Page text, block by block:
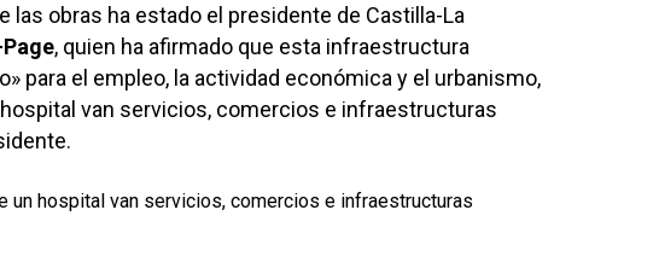
o
disminuir
volumen.
las obras ha estado el presidente de Castilla-La
, quien ha afirmado que esta infraestructura
para el empleo, la actividad económica y el urbanismo,
van servicios, comercios e infraestructuras
un hospital van servicios, comercios e infraestructuras